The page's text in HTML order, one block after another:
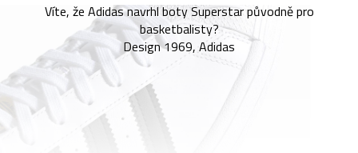
Víte, že Adidas navrhl boty Superstar původně pro
basketbalisty?
Design 1969, Adidas